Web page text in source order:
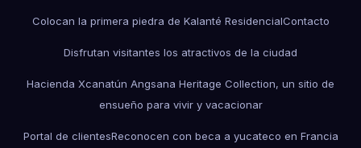
Colocan la primera piedra de Kalanté ResidencialContacto
Disfrutan visitantes los atractivos de la ciudad
Hacienda Xcanatún Angsana Heritage Collection, un sitio de
ensueño para vivir y vacacionar
Portal de clientesReconocen con beca a yucateco en Francia